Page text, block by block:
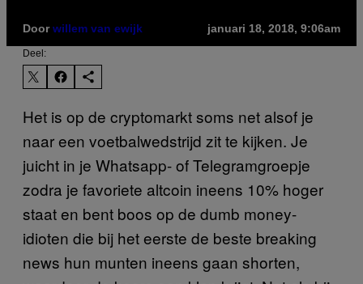
Doorwillem van ewijk januari 18, 2018, 9:06am
Deel:
Het is op de cryptomarkt soms net alsof je
naar een voetbalwedstrijd zit te kijken. Je
juicht in je Whatsapp- of Telegramgroepje
zodra je favoriete altcoin ineens 10% hoger
staat en bent boos op de dumb money-
idioten die bij het eerste de beste breaking
news hun munten ineens gaan shorten,